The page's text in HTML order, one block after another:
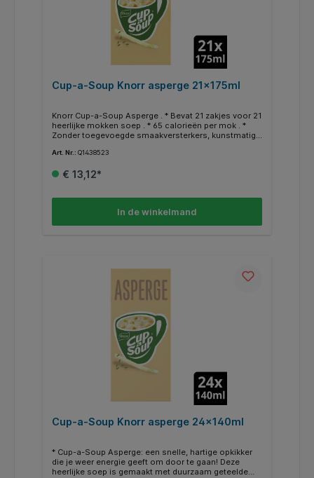
Cup-a-Soup Knorr asperge 21x175ml
Knorr Cup-a-Soup Asperge . * Bevat 21 zakjes voor 21
heerlijke mokken soep . * 65 calorieën per mok . *
Zonder toegevoegde smaakversterkers, kunstmatige
vegetariërs . * Een heerlijk tussendoortje .
Art. Nr.: Q1438523
€ 13,12*
In de winkelmand
Cup-a-Soup Knorr asperge 24x140ml
* Cup-a-Soup Asperge: een snelle, hartige opkikker
die je weer energie geeft om door te gaan! Deze
heerlijke soep is gemaakt met duurzaam geteelde